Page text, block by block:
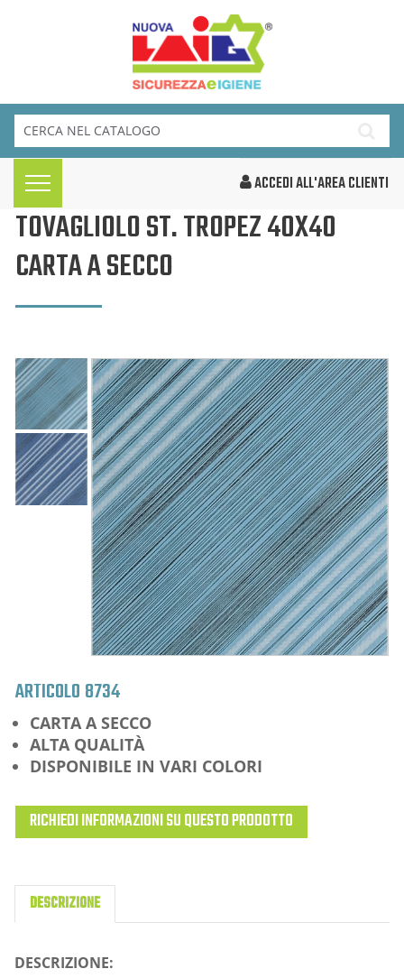
ACCEDI ALL'AREA CLIENTI
TOVAGLIOLO ST. TROPEZ 40X40
CARTA A SECCO
ARTICOLO 8734
CARTA A SECCO
ALTA QUALITÀ
DISPONIBILE IN VARI COLORI
RICHIEDI INFORMAZIONI SU QUESTO PRODOTTO
DESCRIZIONE
DESCRIZIONE: